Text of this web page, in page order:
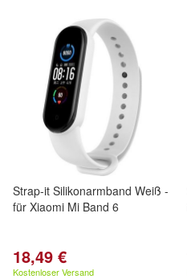
Strap-it Silikonarmband Weiß -
für Xiaomi Mi Band 6
18,49 €
Kostenloser Versand